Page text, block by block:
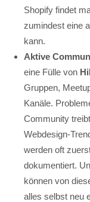
Shopify findet
zumindest eine
kann.
Aktive
eine Fülle von
Gruppen,
Kanäle.
Community
Webdesign-
werden oft
dokumentiert.
können von
alles selbst neu